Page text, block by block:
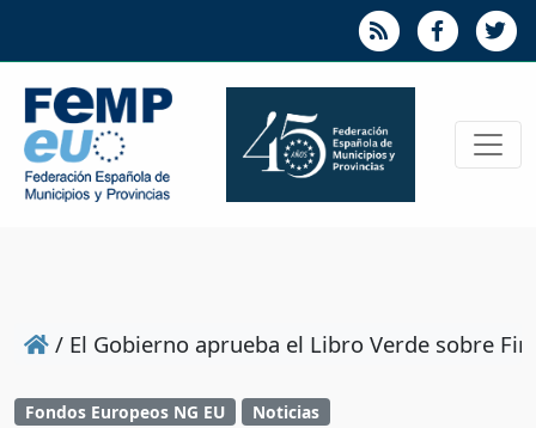
/ El Gobierno aprueba el Libro Verde sobre
Fondos Europeos NG EU Noticias